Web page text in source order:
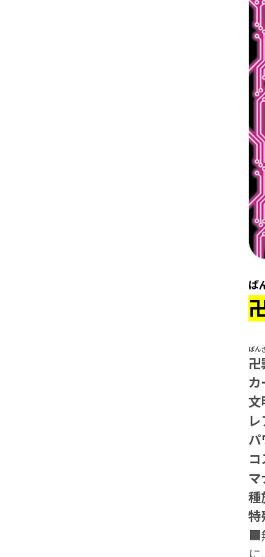
ば
卍
ばん
カ
文
パ
コ
マ
種
特
■